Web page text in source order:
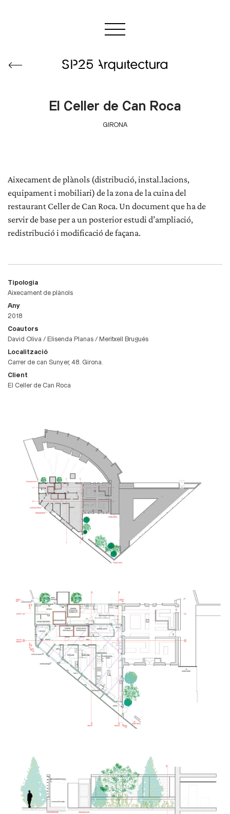
El Celler de Can Roca
GIRONA
ALTRES
Aixecament de plànols (distribució, instal.lacions,
equipament i mobiliari) de la zona de la cuina del
restaurant Celler de Can Roca. Un document que ha de
servir de base per a un posterior estudi d’ampliació,
redistribució i modificació de façana.
Tipologia
Aixecament de plànols
Any
2018
Coautors
David Oliva / Elisenda Planas / Meritxell Brugués
Localització
Carrer de can Sunyer, 48. Girona.
Client
El Celler de Can Roca